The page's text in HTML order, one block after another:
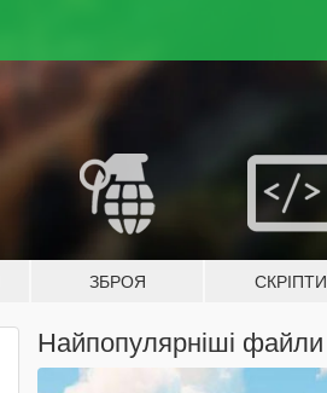
ЗБРОЯ СКРІПТИ
Найпопулярніші файли